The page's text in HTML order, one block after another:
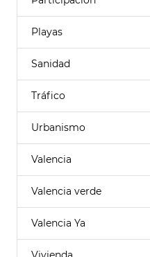
Playas
Sanidad
Tráfico
Urbanismo
Valencia
Valencia verde
Valencia Ya